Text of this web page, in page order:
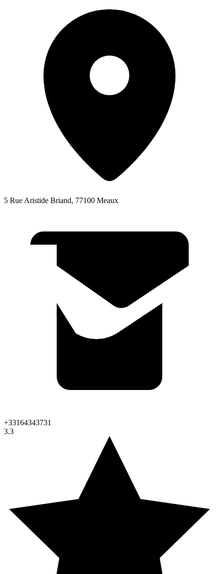
5 Rue Aristide Briand, 77100 Meaux
+33164343731
3.3